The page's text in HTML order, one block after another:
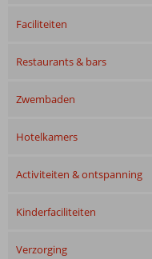
Faciliteiten
Restaurants & bars
Zwembaden
Hotelkamers
Activiteiten & ontspanning
Kinderfaciliteiten
Verzorging